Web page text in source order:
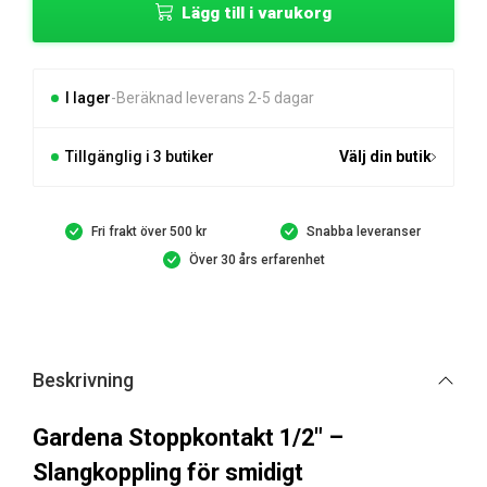
mängd
Lägg till i varukorg
I lager Beräknad leverans 2-5 dagar
Tillgänglig i 3 butiker Välj din butik
Fri frakt över 500 kr
Snabba leveranser
Över 30 års erfarenhet
Beskrivning
Gardena Stoppkontakt 1/2″ –
Slangkoppling för smidigt